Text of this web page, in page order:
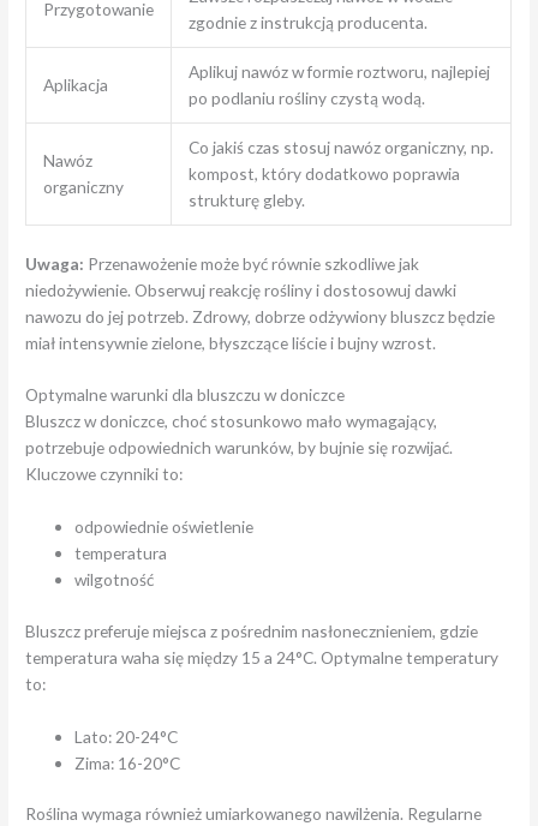
Przygotowanie
zgodnie z instrukcją producenta.
Aplikacja
Aplikuj nawóz w formie roztworu, najlepiej
po podlaniu rośliny czystą wodą.
Nawóz
organiczny
Co jakiś czas stosuj nawóz organiczny, np.
kompost, który dodatkowo poprawia
strukturę gleby.
Uwaga: Przenawożenie może być równie szkodliwe jak
niedożywienie. Obserwuj reakcję rośliny i dostosowuj dawki
nawozu do jej potrzeb. Zdrowy, dobrze odżywiony bluszcz będzie
miał intensywnie zielone, błyszczące liście i bujny wzrost.
Optymalne warunki dla bluszczu w doniczce
Bluszcz w doniczce, choć stosunkowo mało wymagający,
potrzebuje odpowiednich warunków, by bujnie się rozwijać.
Kluczowe czynniki to:
odpowiednie oświetlenie
temperatura
wilgotność
Bluszcz preferuje miejsca z pośrednim nasłonecznieniem, gdzie
temperatura waha się między 15 a 24°C. Optymalne temperatury
to:
Lato: 20-24°C
Zima: 16-20°C
Roślina wymaga również umiarkowanego nawilżenia. Regularne